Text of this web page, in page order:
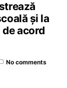
și la
acord
No comments